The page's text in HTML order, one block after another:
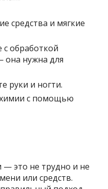
средства и мягкие
с обработкой
она нужна для
руки и ногти.
с помощью
это не трудно и не
или средств.